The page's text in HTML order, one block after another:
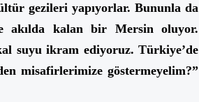
gezileri yapıyorlar. Bununla da
akılda kalan bir Mersin oluyor.
suyu ikram ediyoruz. Türkiye’de
misafirlerimize göstermeyelim?”